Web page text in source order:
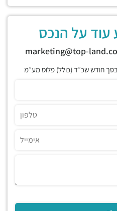
עוד על הנכס
חודש שכ״ד (כולל) פלוס מע״מ